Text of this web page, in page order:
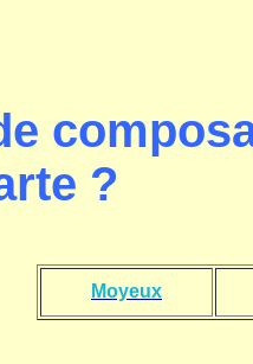
?
Moyeux